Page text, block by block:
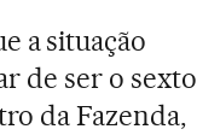
a situação
de ser o sexto
da Fazenda,